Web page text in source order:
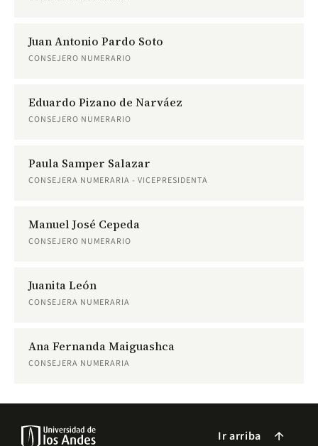
Juan Antonio Pardo Soto
CONSEJERO NUMERARIO
Eduardo Pizano de Narváez
CONSEJERO NUMERARIO
Paula Samper Salazar
CONSEJERA NUMERARIA - VICEPRESIDENTA
Manuel José Cepeda
CONSEJERO NUMERARIO
Juanita León
CONSEJERA NUMERARIA
Ana Fernanda Maiguashca
CONSEJERA NUMERARIA
Ir arriba arrow_forward